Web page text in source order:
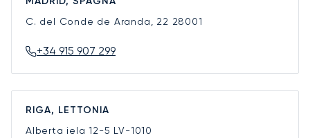
C. del Conde de Aranda, 22 28001
+34 915 907 299
RIGA, LETTONIA
Alberta iela 12-5 LV-1010